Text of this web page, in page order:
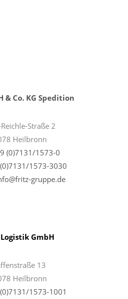
& Co. KG Spedition
Straße 2
Heilbronn
(0)7131/1573-0
1573-3030
gruppe.de
GmbH
13
Heilbronn
1573-1001